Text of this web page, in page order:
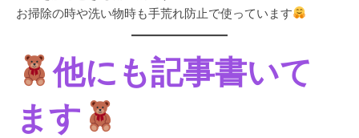
お掃除の時や洗い物時も手荒れ防止で使っています
他にも記事書いて
ます